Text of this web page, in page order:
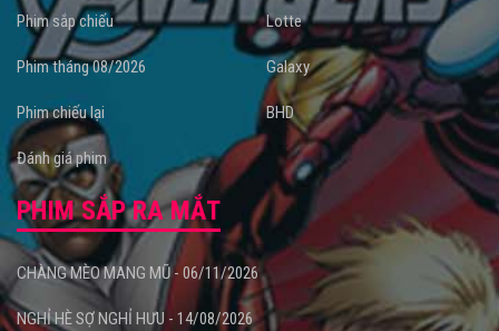
Phim sắp chiếu
Phim tháng 08/2026
Phim chiếu lại
Đánh giá phim
Lotte
Galaxy
BHD
PHIM SẮP RA MẮT
CHÀNG MÈO MANG MŨ - 06/11/2026
NGHỈ HÈ SỢ NGHỈ HƯU - 14/08/2026